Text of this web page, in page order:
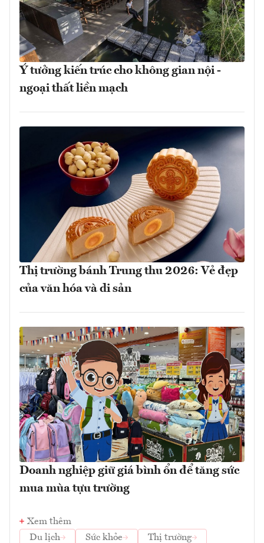
Ý tưởng kiến trúc cho không gian nội -
ngoại thất liền mạch
Thị trường bánh Trung thu 2026: Vẻ đẹp
của văn hóa và di sản
Doanh nghiệp giữ giá bình ổn để tăng sức
mua mùa tựu trường
Xem thêm
Du lịch
Sức khỏe
Thị trường